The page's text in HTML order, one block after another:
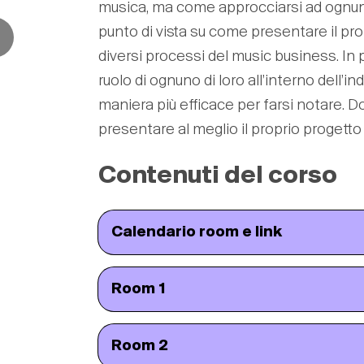
musica, ma come approcciarsi ad
punto di vista su come presentare il
diversi processi del music business. In
ruolo di ognuno di loro all’interno
maniera più efficace per farsi notare.
presentare al meglio il proprio
Contenuti del corso
Calendario room e link
Room 1
Room 2